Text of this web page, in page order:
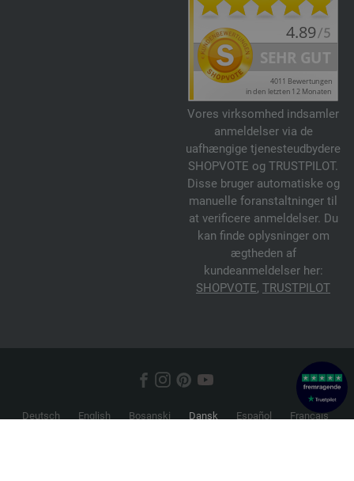
Vores virksomhed indsamler
anmeldelser via de
uafhængige tjenesteudbydere
SHOPVOTE og TRUSTPILOT.
Disse bruger automatiske og
manuelle foranstaltninger til
at verificere anmeldelser. Du
kan finde oplysninger om
ægtheden af
kundeanmeldelser her:
SHOPVOTE, TRUSTPILOT
Deutsch English Bosanski Dansk Español
Français